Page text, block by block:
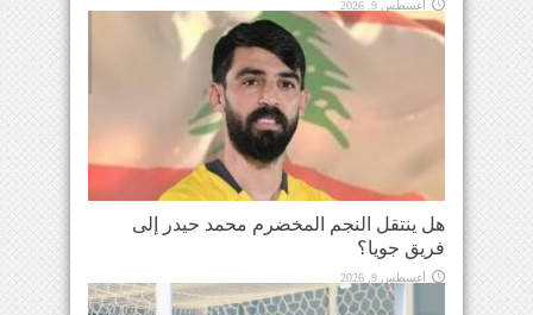
أغسطس 9, 2026
هل ينتقل النجم المخضرم محمد حيدر إلى
فريق جويا؟
أغسطس 9, 2026